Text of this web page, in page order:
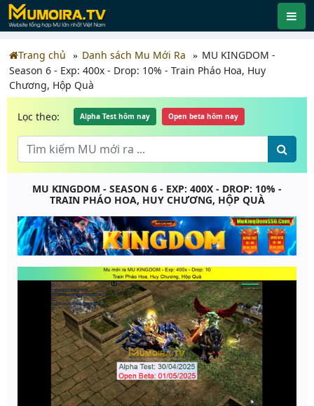
Trang chủ Danh sách Mu Mới Ra
MU KINGDOM -
Season 6 - Exp: 400x - Drop: 10% - Train Pháo Hoa, Huy
Chương, Hộp Quà
Lọc theo: Alpha Test hôm nay Open beta hôm nay
MU KINGDOM - SEASON 6 - EXP: 400X - DROP: 10% -
TRAIN PHÁO HOA, HUY CHƯƠNG, HỘP QUÀ